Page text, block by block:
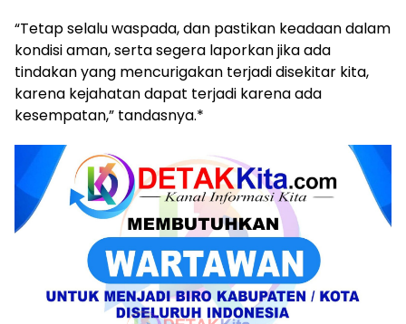
“Tetap selalu waspada, dan pastikan keadaan dalam
kondisi aman, serta segera laporkan jika ada
tindakan yang mencurigakan terjadi disekitar kita,
karena kejahatan dapat terjadi karena ada
kesempatan,” tandasnya.*